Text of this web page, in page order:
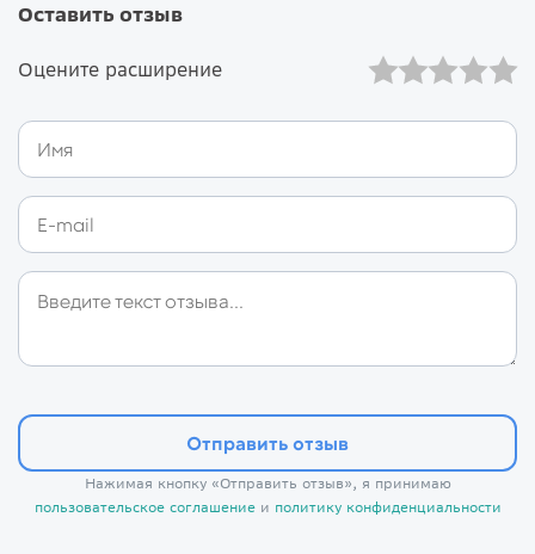
Оставить отзыв
Оцените расширение
Отправить отзыв
Нажимая кнопку «Отправить отзыв», я принимаю
пользовательское соглашениеи политику конфиденциальности